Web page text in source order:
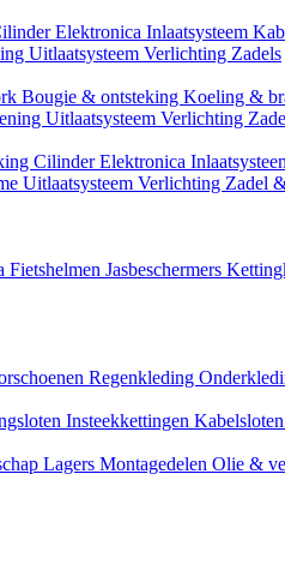
Elektronica Inlaatsysteem
Uitlaatsysteem Verlichting Zadels
Bougie & ontsteking Koeling &
Uitlaatsysteem Verlichting
CilinderElektronica
Uitlaatsysteem Verlichting Zadel
Fietshelmen Jasbeschermers
Regenkleding
Insteekkettingen Kabelsloten
Lagers Montagedelen Olie &